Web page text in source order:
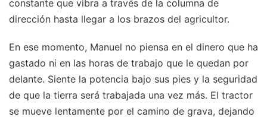
constante que vibra a través de la columna de
dirección hasta llegar a los brazos del agricultor.
En ese momento, Manuel no piensa en el dinero que ha
gastado ni en las horas de trabajo que le quedan por
delante. Siente la potencia bajo sus pies y la seguridad
de que la tierra será trabajada una vez más. El tractor
se mueve lentamente por el camino de grava, dejando